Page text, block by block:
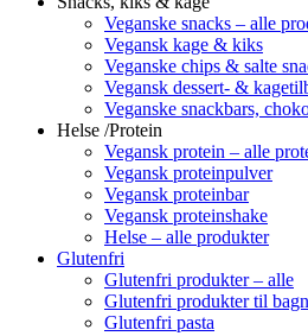
Veganske snacks – alle
Vegansk kage & kiks
Veganske chips & salte
Vegansk dessert- &
Veganske snackbars,
Helse /Protein
Vegansk protein – alle
Vegansk proteinpulver
Vegansk proteinbar
Vegansk proteinshake
Helse – alle produkter
Glutenfri
Glutenfri produkter – alle
Glutenfri produkter til
Glutenfri pasta